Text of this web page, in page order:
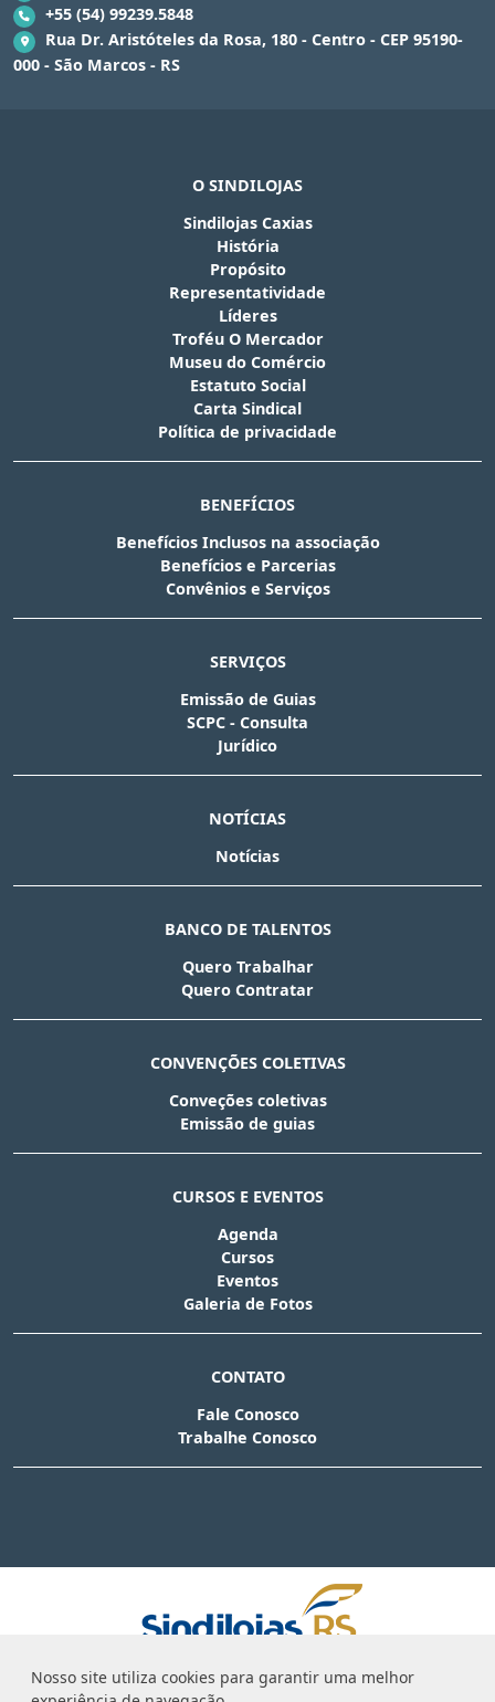
Nosso site utiliza cookies para garantir uma melhor
+55 (54) 99239.5848
Rua Dr. Aristóteles da Rosa, 180 - Centro - CEP 95190-
000 - São Marcos - RS
O SINDILOJAS
Sindilojas Caxias
História
Propósito
Representatividade
Líderes
Troféu O Mercador
Museu do Comércio
Estatuto Social
Carta Sindical
Política de privacidade
BENEFÍCIOS
Benefícios Inclusos na associação
Benefícios e Parcerias
Convênios e Serviços
SERVIÇOS
Emissão de Guias
SCPC - Consulta
Jurídico
NOTÍCIAS
Notícias
BANCO DE TALENTOS
Quero Trabalhar
Quero Contratar
CONVENÇÕES COLETIVAS
Conveções coletivas
Emissão de guias
CURSOS E EVENTOS
Agenda
Cursos
Eventos
Galeria de Fotos
CONTATO
Fale Conosco
Trabalhe Conosco
Sindicato do Comércio Varejista de Caxias do